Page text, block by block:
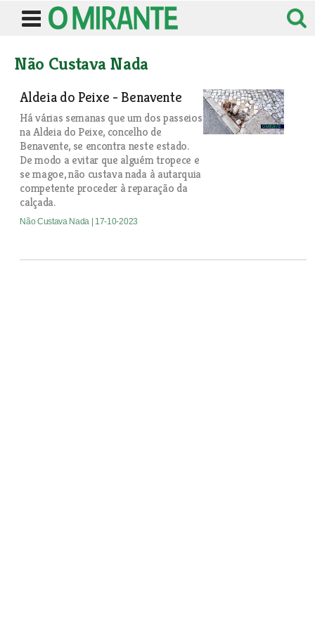
Não Custava Nada
Aldeia do Peixe - Benavente
Há várias semanas que um dos passeios
na Aldeia do Peixe, concelho de
Benavente, se encontra neste estado.
De modo a evitar que alguém tropece e
se magoe, não custava nada à autarquia
competente proceder à reparação da
calçada.
Não Custava Nada | 17-10-2023